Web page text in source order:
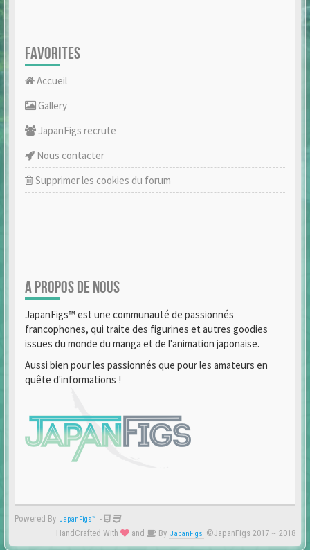
FAVORITES
Accueil
Gallery
JapanFigs recrute
Nous contacter
Supprimer les cookies du forum
A PROPOS DE NOUS
JapanFigs™ est une communauté de passionnés
francophones, qui traite des figurines et autres goodies
issues du monde du manga et de l'animation japonaise.
Aussi bien pour les passionnés que pour les amateurs en
quête d'informations !
Powered By JapanFigs™ -
HandCrafted With
and By JapanFigs ©JapanFigs 2017 ~ 2018